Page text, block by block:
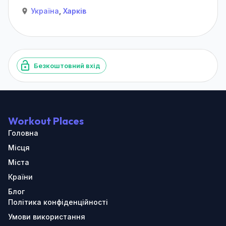
Україна Харків
Безкоштовний вхід
Workout Places
Головна
Місця
Міста
Країни
Блог
Політика конфіденційності
Умови використання